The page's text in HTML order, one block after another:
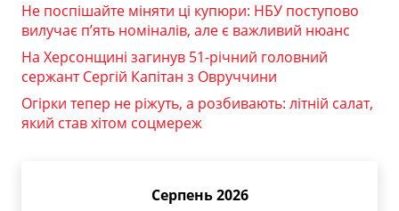
Не поспішайте міняти ці купюри: НБУ поступово
вилучає п’ять номіналів, але є важливий нюанс
На Херсонщині загинув 51-річний головний
сержант Сергій Капітан з Овруччини
Огірки тепер не ріжуть, а розбивають: літній салат,
який став хітом соцмереж
Серпень 2026